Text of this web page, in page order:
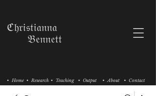
• Research • Teaching
• Home • Output • About • Contact
ℭ𝔥𝔯𝔦𝔰𝔱𝔦𝔞𝔫𝔫𝔞
𝔅𝔢𝔫𝔫𝔢𝔱𝔱